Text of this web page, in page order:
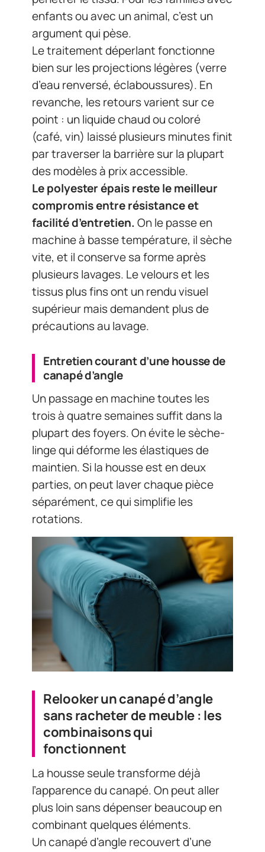
enfants ou avec un animal, c’est un
argument qui pèse.
Le traitement déperlant fonctionne
bien sur les projections légères (verre
d’eau renversé, éclaboussures). En
revanche, les retours varient sur ce
point : un liquide chaud ou coloré
(café, vin) laissé plusieurs minutes finit
par traverser la barrière sur la plupart
des modèles à prix accessible.
Le polyester épais reste le meilleur
compromis entre résistance et
facilité d’entretien. On le passe en
machine à basse température, il sèche
vite, et il conserve sa forme après
plusieurs lavages. Le velours et les
tissus plus fins ont un rendu visuel
supérieur mais demandent plus de
précautions au lavage.
Entretien courant d’une housse de
canapé d’angle
Un passage en machine toutes les
trois à quatre semaines suffit dans la
plupart des foyers. On évite le sèche-
linge qui déforme les élastiques de
maintien. Si la housse est en deux
parties, on peut laver chaque pièce
séparément, ce qui simplifie les
rotations.
Relooker un canapé d’angle
sans racheter de meuble : les
combinaisons qui
fonctionnent
La housse seule transforme déjà
l’apparence du canapé. On peut aller
plus loin sans dépenser beaucoup en
combinant quelques éléments.
Un canapé d’angle recouvert d’une